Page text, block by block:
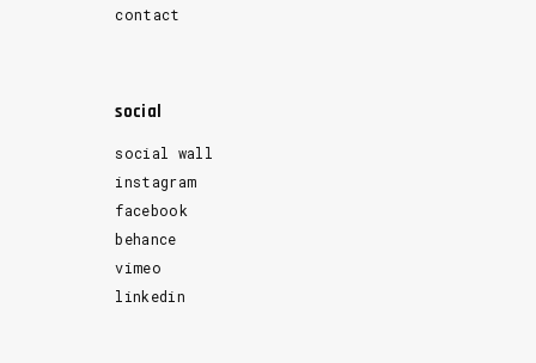
contact
social
social wall
instagram
facebook
behance
vimeo
linkedin